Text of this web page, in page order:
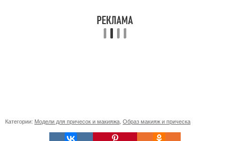
Категории: Модели для причесок и макияжа, Образ макияж и прическа